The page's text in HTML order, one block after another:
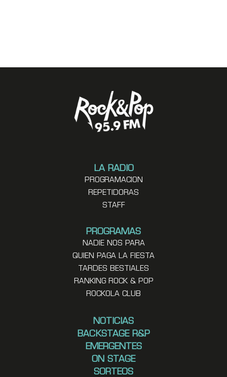
LA RADIO
PROGRAMACION
REPETIDORAS
STAFF
PROGRAMAS
NADIE NOS PARA
QUIEN PAGA LA FIESTA
TARDES BESTIALES
RANKING ROCK & POP
ROCKOLA CLUB
NOTICIAS
BACKSTAGE R&P
EMERGENTES
ON STAGE
SORTEOS